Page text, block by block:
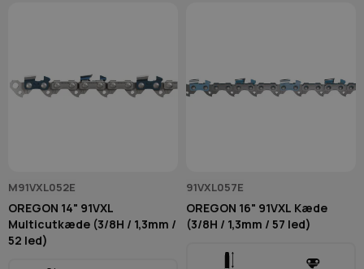
M91VXL052E
OREGON 14" 91VXL
Multicutkæde (3/8H / 1,3mm /
52 led)
91VXL057E
OREGON 16" 91VXL Kæde
(3/8H / 1,3mm / 57 led)